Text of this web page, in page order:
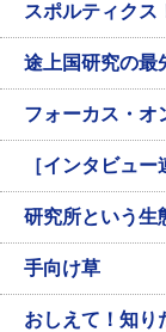
スポルティクス
途上国研究の最
フォーカス・オ
［インタビュ
研究所という生
手向け草
おしえて！知り